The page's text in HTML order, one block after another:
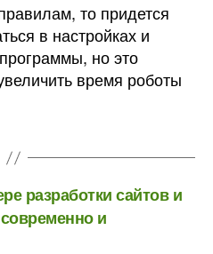
то придется
в настройках и
но это
время роботы
разработки сайтов и
и